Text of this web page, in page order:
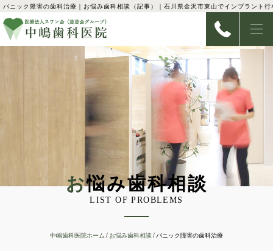
パニック障害の歯科治療｜お悩み歯科相談（記事）｜石川県金沢市東山でインプラント
お悩み歯科相談
LIST OF PROBLEMS
中嶋歯科医院ホーム お悩み歯科相談 パニック障害の歯科治療